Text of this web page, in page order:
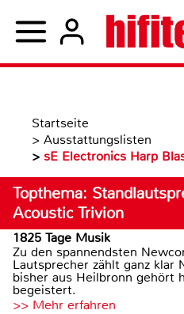
Startseite
> Ausstattungslisten
> sE Electronics Harp
Topthema:
Acoustic Trivion
1825 Tage Musik
Zu den spannendsten
Lautsprecher zählt ganz klar
bisher aus Heilbronn gehört
begeistert.
>> Mehr erfahren